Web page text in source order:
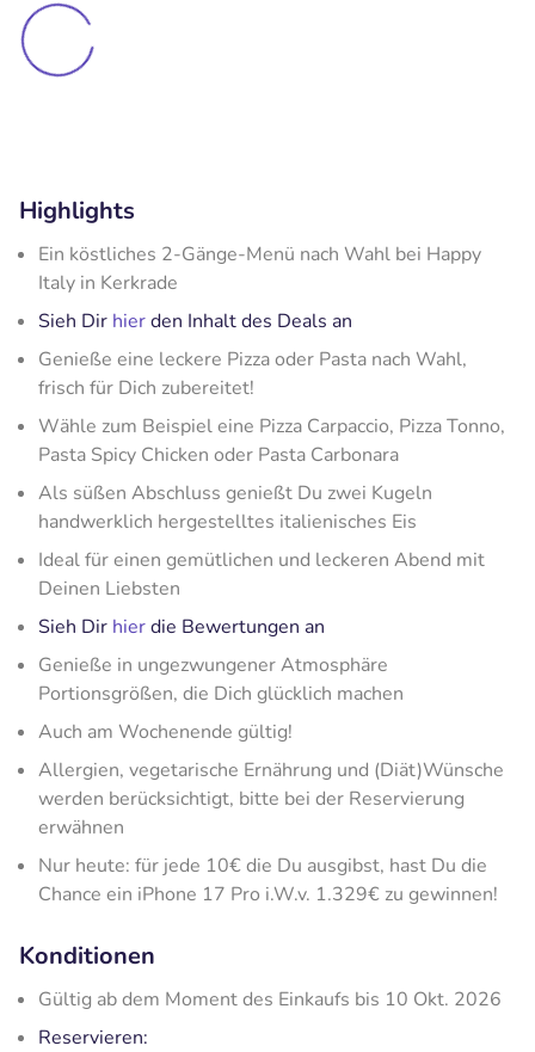
Highlights
Ein köstliches 2-Gänge-Menü nach Wahl bei Happy
Italy in Kerkrade
Sieh Dir hierden Inhalt des Deals an
Genieße eine leckere Pizza oder Pasta nach Wahl,
frisch für Dich zubereitet!
Wähle zum Beispiel eine Pizza Carpaccio, Pizza Tonno,
Pasta Spicy Chicken oder Pasta Carbonara
Als süßen Abschluss genießt Du zwei Kugeln
handwerklich hergestelltes italienisches Eis
Ideal für einen gemütlichen und leckeren Abend mit
Deinen Liebsten
Sieh Dir hierdie Bewertungen an
Genieße in ungezwungener Atmosphäre
Portionsgrößen, die Dich glücklich machen
Auch am Wochenende gültig!
Allergien, vegetarische Ernährung und (Diät)Wünsche
werden berücksichtigt, bitte bei der Reservierung
erwähnen
Nur heute: für jede 10€ die Du ausgibst, hast Du die
Chance ein iPhone 17 Pro i.W.v. 1.329€ zu gewinnen!
Konditionen
Gültig ab dem Moment des Einkaufs bis 10 Okt. 2026
Reservieren: